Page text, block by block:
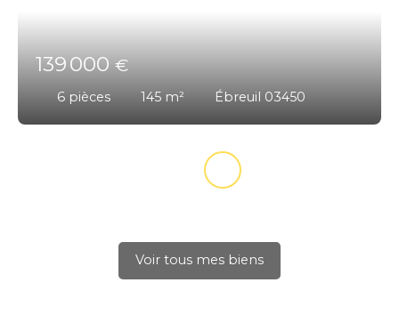
139 000€
6 pièces 145 m² Ébreuil 03450
Voir tous mes biens